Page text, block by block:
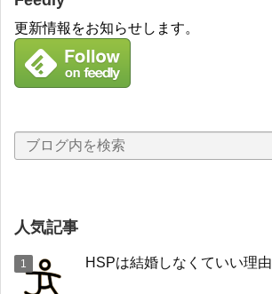
更新情報をお知らせします。
人気記事
HSPは結婚しなくていい理由